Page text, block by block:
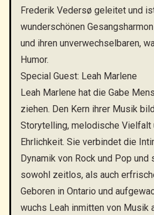
Frederik Vedersø geleitet und
wunderschönen
und ihren unverwechselbaren,
Humor.
Special Guest: Leah Marlene
Leah Marlene hat die Gabe
ziehen. Den Kern ihrer Musik
Storytelling, melodische Vielfalt
Ehrlichkeit. Sie verbindet die
Dynamik von Rock und Pop
sowohl zeitlos, als auch
Geboren in Ontario und
wuchs Leah inmitten von Musik